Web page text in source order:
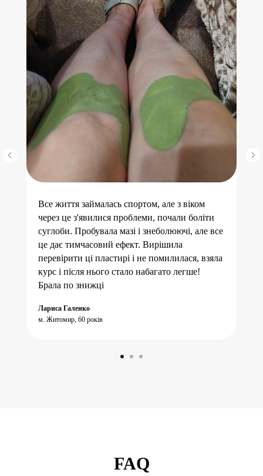
Все життя займалась спортом, але з віком
через це з'явилися проблеми, почали боліти
суглоби. Пробувала мазі і знеболюючі, але все
це дає тимчасовий ефект. Вирішила
перевірити ці пластирі і не помилилася, взяла
курс і після нього стало набагато легше!
Брала по знижці
Лариса Галенко
м. Житомир, 60 років
FAQ